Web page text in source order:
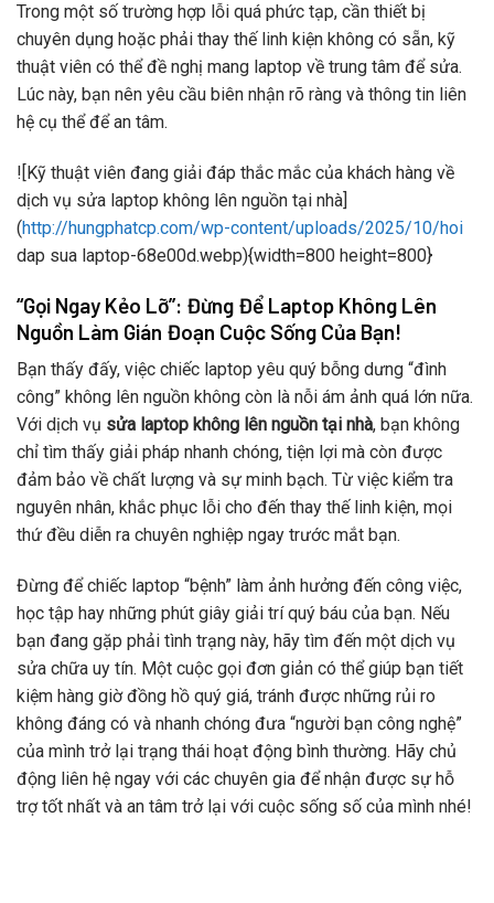
Trong một số trường hợp lỗi quá phức tạp, cần thiết bị
chuyên dụng hoặc phải thay thế linh kiện không có sẵn, kỹ
thuật viên có thể đề nghị mang laptop về trung tâm để sửa.
Lúc này, bạn nên yêu cầu biên nhận rõ ràng và thông tin liên
hệ cụ thể để an tâm.
![Kỹ thuật viên đang giải đáp thắc mắc của khách hàng về
dịch vụ sửa laptop không lên nguồn tại nhà]
(http://hungphatcp.com/wp-content/uploads/2025/10/hoi
dap sua laptop-68e00d.webp){width=800 height=800}
“Gọi Ngay Kẻo Lỡ”: Đừng Để Laptop Không Lên
Nguồn Làm Gián Đoạn Cuộc Sống Của Bạn!
Bạn thấy đấy, việc chiếc laptop yêu quý bỗng dưng “đình
công” không lên nguồn không còn là nỗi ám ảnh quá lớn nữa.
Với dịch vụ sửa laptop không lên nguồn tại nhà, bạn không
chỉ tìm thấy giải pháp nhanh chóng, tiện lợi mà còn được
đảm bảo về chất lượng và sự minh bạch. Từ việc kiểm tra
nguyên nhân, khắc phục lỗi cho đến thay thế linh kiện, mọi
thứ đều diễn ra chuyên nghiệp ngay trước mắt bạn.
Đừng để chiếc laptop “bệnh” làm ảnh hưởng đến công việc,
học tập hay những phút giây giải trí quý báu của bạn. Nếu
bạn đang gặp phải tình trạng này, hãy tìm đến một dịch vụ
sửa chữa uy tín. Một cuộc gọi đơn giản có thể giúp bạn tiết
kiệm hàng giờ đồng hồ quý giá, tránh được những rủi ro
không đáng có và nhanh chóng đưa “người bạn công nghệ”
của mình trở lại trạng thái hoạt động bình thường. Hãy chủ
động liên hệ ngay với các chuyên gia để nhận được sự hỗ
trợ tốt nhất và an tâm trở lại với cuộc sống số của mình nhé!